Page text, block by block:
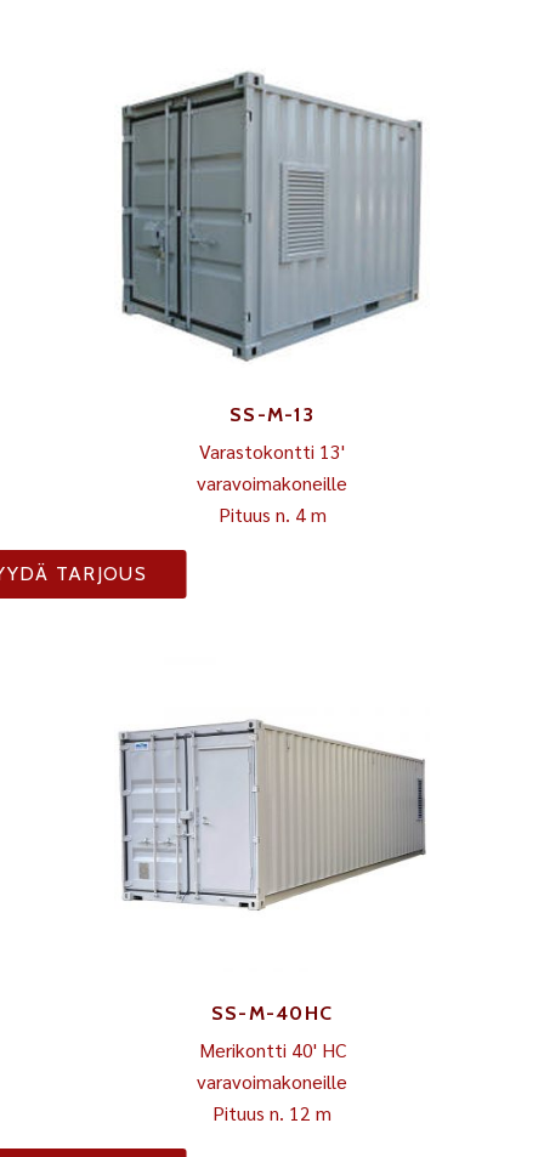
SS-M-13
Varastokontti 13'
varavoimakoneille
Pituus n. 4 m
TARJOUS
SS-M-40HC
Merikontti 40' HC
varavoimakoneille
Pituus n. 12 m